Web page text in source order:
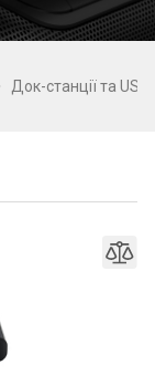
Док-станції та USB